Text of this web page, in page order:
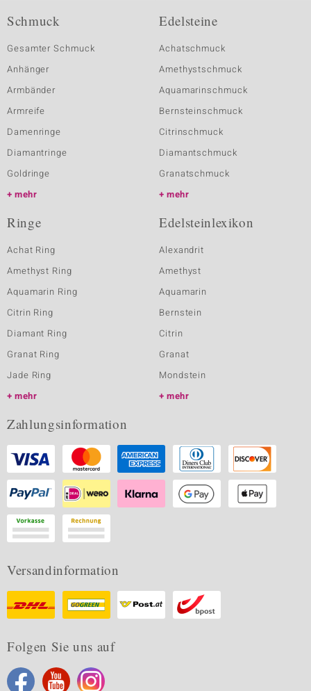
Schmuck
Gesamter Schmuck
Anhänger
Armbänder
Armreife
Damenringe
Diamantringe
Goldringe
mehr
Edelsteine
Achatschmuck
Amethystschmuck
Aquamarinschmuck
Bernsteinschmuck
Citrinschmuck
Diamantschmuck
Granatschmuck
mehr
Ringe
Achat Ring
Amethyst Ring
Aquamarin Ring
Citrin Ring
Diamant Ring
Granat Ring
Jade Ring
mehr
Edelsteinlexikon
Alexandrit
Amethyst
Aquamarin
Bernstein
Citrin
Granat
Mondstein
mehr
Zahlungsinformation
Versandinformation
Folgen Sie uns auf